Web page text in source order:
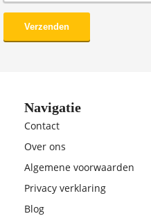
Verzenden
Navigatie
Contact
Over ons
Algemene voorwaarden
Privacy verklaring
Blog